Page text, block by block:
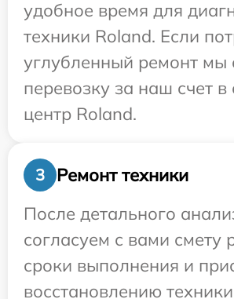
удобное время для
техники Roland. Если
углубленный ремонт мы
перевозку за наш счет
центр Roland.
3
Ремонт техники
После детального
согласуем с вами смету
сроки выполнения и
восстановлению